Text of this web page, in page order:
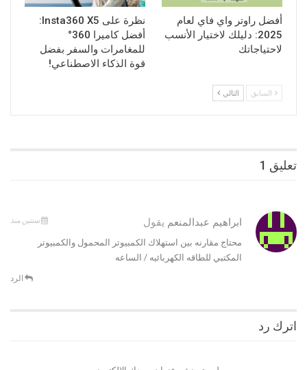
أفضل راوتر واي فاي لعام
2025: دليلك لاختيار الأنسب
لاحتياجاتك
نظرة على Insta360 X5:
أفضل كاميرا 360°
للمغامرات والسفر بفضل
قوة الذكاء الاصطناعي!
السابق التالي
تعليق 1
ابراهيم عبدالمنعم يقول سنتين منذ
محتاج مقارنه بين استهلاك الكمبيوتر المحمول والكمبيوتر
المكتبي للطاقه الكهربائيه / الساعه
الرد
اترك رد